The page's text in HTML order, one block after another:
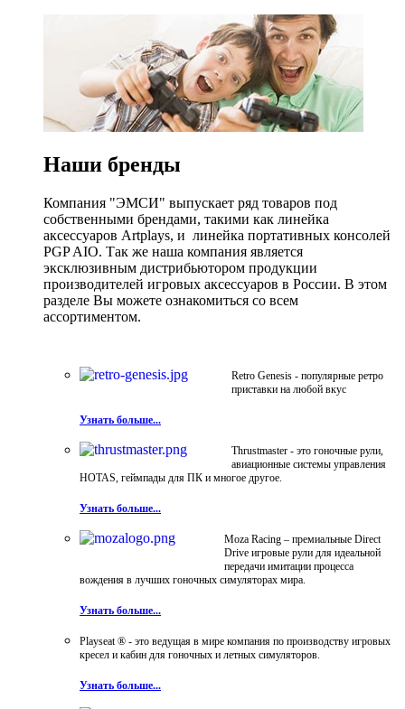
Наши бренды
Компания "ЭМСИ" выпускает ряд товаров под
собственными брендами, такими как линейка
аксессуаров Artplays, и линейка портативных консолей
PGP AIO. Так же наша компания является
эксклюзивным дистрибьютором продукции
производителей игровых аксессуаров в России. В этом
разделе Вы можете ознакомиться со всем
ассортиментом.
Retro Genesis - популярные ретро
приставки на любой вкус
Узнать больше...
Thrustmaster - это гоночные рули,
авиационные системы управления
HOTAS, геймпады для ПК и многое другое.
Узнать больше...
Moza Racing – премиальные Direct
Drive игровые рули для идеальной
передачи имитации процесса
вождения в лучших гоночных симуляторах мира.
Узнать больше...
Playseat ® - это ведущая в мире компания по производству игровых
кресел и кабин для гоночных и летных симуляторов.
Узнать больше...